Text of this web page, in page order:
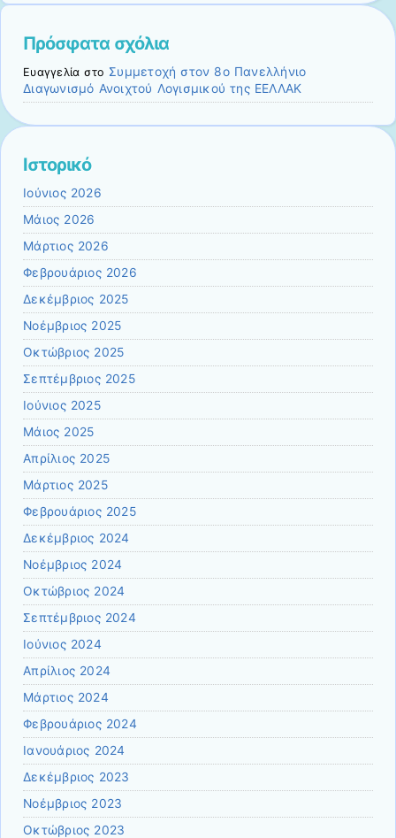
Πρόσφατα σχόλια
Ευαγγελία στο Συμμετοχή στον 8ο Πανελλήνιο
Διαγωνισμό Ανοιχτού Λογισμικού της ΕΕΛΛΑΚ
Ιστορικό
Ιούνιος 2026
Μάιος 2026
Μάρτιος 2026
Φεβρουάριος 2026
Δεκέμβριος 2025
Νοέμβριος 2025
Οκτώβριος 2025
Σεπτέμβριος 2025
Ιούνιος 2025
Μάιος 2025
Απρίλιος 2025
Μάρτιος 2025
Φεβρουάριος 2025
Δεκέμβριος 2024
Νοέμβριος 2024
Οκτώβριος 2024
Σεπτέμβριος 2024
Ιούνιος 2024
Απρίλιος 2024
Μάρτιος 2024
Φεβρουάριος 2024
Ιανουάριος 2024
Δεκέμβριος 2023
Νοέμβριος 2023
Οκτώβριος 2023